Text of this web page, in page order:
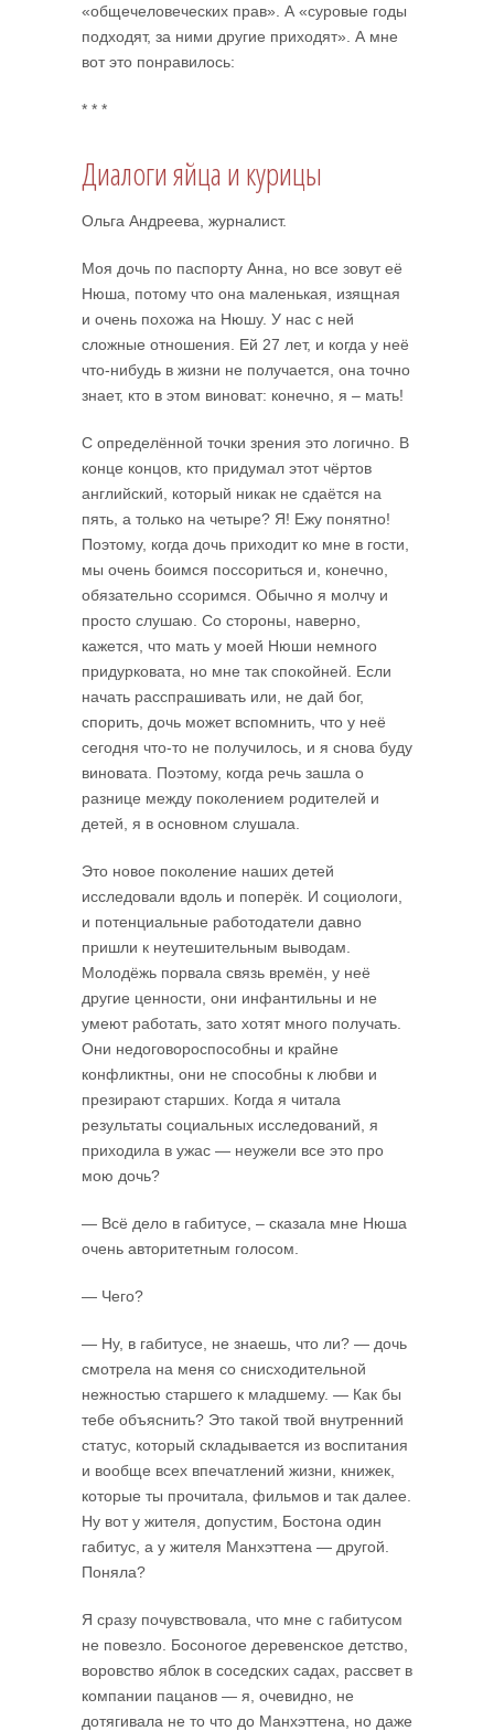
«общечеловеческих прав». А «суровые годы
подходят, за ними другие приходят». А мне
вот это понравилось:
* * *
Диалоги яйца и курицы
Ольга Андреева, журналист.
Моя дочь по паспорту Анна, но все зовут её
Нюша, потому что она маленькая, изящная
и очень похожа на Нюшу. У нас с ней
сложные отношения. Ей 27 лет, и когда у неё
что-нибудь в жизни не получается, она точно
знает, кто в этом виноват: конечно, я – мать!
С определённой точки зрения это логично. В
конце концов, кто придумал этот чёртов
английский, который никак не сдаётся на
пять, а только на четыре? Я! Ежу понятно!
Поэтому, когда дочь приходит ко мне в гости,
мы очень боимся поссориться и, конечно,
обязательно ссоримся. Обычно я молчу и
просто слушаю. Со стороны, наверно,
кажется, что мать у моей Нюши немного
придурковата, но мне так спокойней. Если
начать расспрашивать или, не дай бог,
спорить, дочь может вспомнить, что у неё
сегодня что-то не получилось, и я снова буду
виновата. Поэтому, когда речь зашла о
разнице между поколением родителей и
детей, я в основном слушала.
Это новое поколение наших детей
исследовали вдоль и поперёк. И социологи,
и потенциальные работодатели давно
пришли к неутешительным выводам.
Молодёжь порвала связь времён, у неё
другие ценности, они инфантильны и не
умеют работать, зато хотят много получать.
Они недоговороспособны и крайне
конфликтны, они не способны к любви и
презирают старших. Когда я читала
результаты социальных исследований, я
приходила в ужас — неужели все это про
мою дочь?
— Всё дело в габитусе, – сказала мне Нюша
очень авторитетным голосом.
— Чего?
— Ну, в габитусе, не знаешь, что ли? — дочь
смотрела на меня со снисходительной
нежностью старшего к младшему. — Как бы
тебе объяснить? Это такой твой внутренний
статус, который складывается из воспитания
и вообще всех впечатлений жизни, книжек,
которые ты прочитала, фильмов и так далее.
Ну вот у жителя, допустим, Бостона один
габитус, а у жителя Манхэттена — другой.
Поняла?
Я сразу почувствовала, что мне с габитусом
не повезло. Босоногое деревенское детство,
воровство яблок в соседских садах, рассвет в
компании пацанов — я, очевидно, не
дотягивала не то что до Манхэттена, но даже